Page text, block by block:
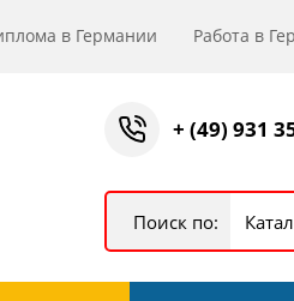
в Германии Работа в
+ (49) 931
Поиск по: